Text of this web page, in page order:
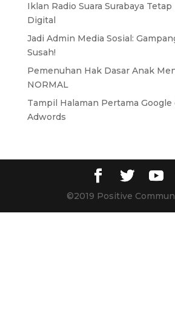
Iklan Radio Suara Surabaya Tetap
Digital
Jadi Admin Media Sosial:
Susah!
Pemenuhan Hak Dasar Anak
NORMAL
Tampil Halaman Pertama Google
Adwords
©2019 Positive